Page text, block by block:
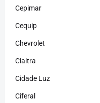
Cepimar
Cequip
Chevrolet
Cialtra
Cidade Luz
Ciferal